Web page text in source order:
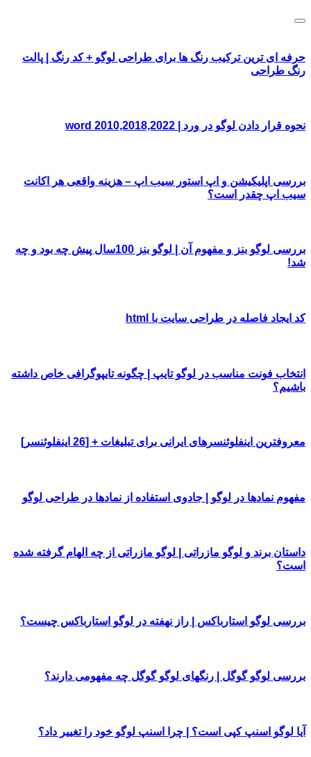
حرفه ای ترین ترکیب رنگ ها برای طراحی لوگو + کد رنگ | پالت
رنگ طراحی
نحوه قرار دادن لوگو در ورد | word 2010,2018,2022
بررسی اپلیکیشن و اپ استور سیب اپ – هزینه واقعی هر اکانت
سیب اپ چقدر است؟
بررسی لوگو بنز و مفهوم آن | لوگو بنز 100سال پیش چه بود و چه
شد!
کد ایجاد فاصله در طراحی سایت با html
انتخاب فونت مناسب در لوگو تایپ | چگونه تایپوگرافی خاص داشته
باشیم؟
معروفترین اینفلوئنسرهای ایرانی برای تبلیغات + [26 اینفلوئنسر]
مفهوم نمادها در لوگو | جادوی استفاده از نمادها در طراحی لوگو
داستان برند و لوگو مازراتی | لوگو مازراتی از چه الهام گرفته شده
است؟
بررسی لوگو استارباکس | راز نهفته در لوگو استارباکس چیست؟
بررسی لوگو گوگل | رنگهای لوگو گوگل چه مفهومی دارند؟
آیا لوگو اسنپ کپی است؟ | چرا اسنپ لوگو خود را تغییر داد؟